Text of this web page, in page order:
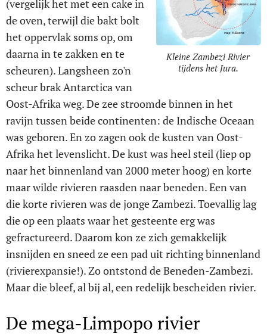
Kleine Zambezi Rivier
tijdens het Jura.
(vergelijk het met een cake in
de oven, terwijl die bakt bolt
het oppervlak soms op, om
daarna in te zakken en te
scheuren). Langsheen zo'n
scheur brak Antarctica van
Oost-Afrika weg. De zee stroomde binnen in het
ravijn tussen beide continenten: de Indische Oceaan
was geboren. En zo zagen ook de kusten van Oost-
Afrika het levenslicht. De kust was heel steil (liep op
naar het binnenland van 2000 meter hoog) en korte
maar wilde rivieren raasden naar beneden. Een van
die korte rivieren was de jonge Zambezi. Toevallig lag
die op een plaats waar het gesteente erg was
gefractureerd. Daarom kon ze zich gemakkelijk
insnijden en sneed ze een pad uit richting binnenland
(rivierexpansie!). Zo ontstond de Beneden-Zambezi.
Maar die bleef, al bij al, een redelijk bescheiden rivier.
De mega-Limpopo rivier